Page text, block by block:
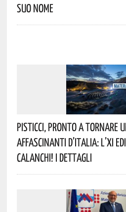
Suo Nome
Pisticci, Pronto A Tornare
Affascinanti D’Italia: L’XI
Calanchi! I Dettagli